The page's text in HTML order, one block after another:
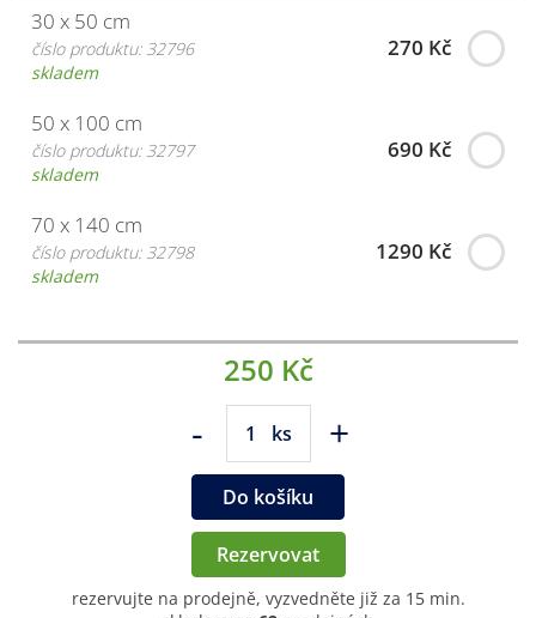
30 x 50 cm
číslo produktu: 32796
skladem
270 Kč
50 x 100 cm
číslo produktu: 32797
skladem
690 Kč
70 x 140 cm
číslo produktu: 32798
skladem
1290 Kč
250 Kč
- ks +
Do košíku
Rezervovat
rezervujte na prodejně, vyzvedněte již za 15 min.